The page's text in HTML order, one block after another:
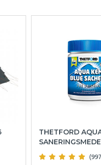
THETFORD